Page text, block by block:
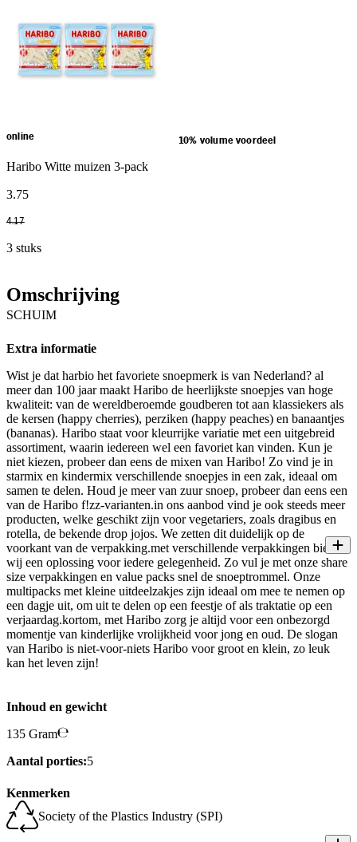
online 10% volume voordeel
Haribo Witte muizen 3-pack
3.75
4.17
3 stuks
Omschrijving
SCHUIM
Extra informatie
Wist je dat harbio het favoriete snoepmerk is van Nederland? al
meer dan 100 jaar maakt Haribo de heerlijkste snoepjes van hoge
kwaliteit: van de wereldberoemde goudberen tot aan klassiekers als
de kersen (happy cherries), perziken (happy peaches) en banaantjes
(bananas). Haribo staat voor kleurrijke variatie met een uitgebreid
assortiment, waarin iedereen wel een favoriet kan vinden. Kun je
niet kiezen, probeer dan eens de mixen van Haribo! Zo vind je in
starmix en kindermix verschillende snoepjes in een zak, ideaal om
samen te delen. Houd je meer van zuur snoep, probeer dan eens een
van de Haribo f!zz-varianten.in ons aanbod vind je ook steeds meer
producten, welke geschikt zijn voor vegetariers, zoals dragibus en
rotella, de bekende drop jojos. We zetten dit duidelijk op de
voorkant van de verpakking.met verschillende verpakkingen bieden
wij een oplossing voor iedere gelegenheid. Zo vul je met onze share
size verpakkingen en value packs snel de snoeptrommel. Onze
multipacks met kleine uitdeelzakjes zijn ideaal om mee te nemen op
een dagje uit, om uit te delen op een feestje of als traktatie op een
verjaardag.kortom, met Haribo zorg je altijd voor een onbezorgd
momentje van kinderlijke vrolijkheid voor jong en oud. De slogan
van Haribo is niet-voor-niets Haribo voor groot en klein, zo leuk
kan het leven zijn!
Inhoud en gewicht
135 Gram
Aantal porties:5
Kenmerken
Society of the Plastics Industry (SPI)